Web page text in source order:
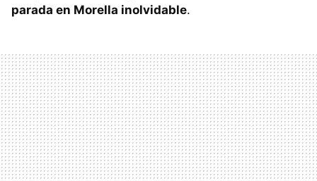
parada en Morella inolvidable.